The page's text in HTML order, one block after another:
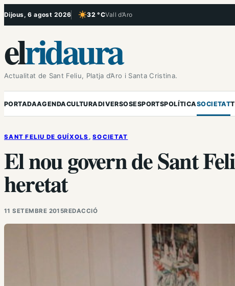
Vés
Dijous, 6 agost 2026 32 °CVall d’Aro
, Cel serè
elridaura
Actualitat de Sant Feliu, Platja d’Aro i Santa Cristina.
PORTADAAGENDACULTURADIVERSOSESPORTSPOLÍTICASOCIETAT
SANT FELIU DE GUÍXOLS , SOCIETAT
El nou govern de Sant
heretat
11 SETEMBRE 2015REDACCIÓ